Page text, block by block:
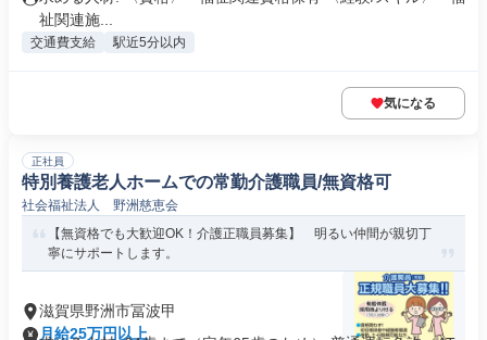
祉関連施...
交通費支給 駅近5分以内
気になる
正社員
特別養護老人ホームでの常勤介護職員/無資格可
社会福祉法人 野洲慈恵会
【無資格でも大歓迎OK！介護正職員募集】 明るい仲間が親切丁
寧にサポートします。
滋賀県野洲市冨波甲
月給25万円以上